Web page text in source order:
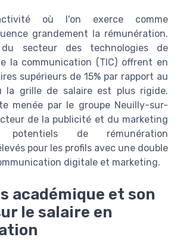
où l'on exerce comme
grandement la rémunération.
du secteur des technologies de
la communication (TIC) offrent en
supérieurs de 15% par rapport au
la grille de salaire est plus rigide.
menée par le groupe Neuilly-sur-
de la publicité et du marketing
de rémunération
pour les profils avec une double
digitale et marketing.
académique et son
le salaire en